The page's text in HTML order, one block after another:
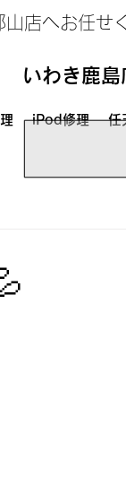
店へお任せ
iPod修理 任
いわき鹿島